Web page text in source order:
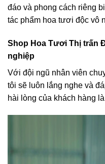
đáo và phong cách riêng
tác phẩm hoa tươi độc vô
Shop Hoa Tươi Thị trấn
nghiệp
Với đội ngũ nhân viên
tôi sẽ luôn lắng nghe và
hài lòng của khách hàng